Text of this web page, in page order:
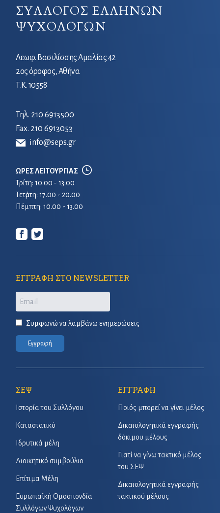
ΣΥΛΛΟΓΟΣ ΕΛΛΗΝΩΝ
ΨΥΧΟΛΟΓΩΝ
Λεωφ. Βασιλίσσης Αμαλίας 42
2ος όροφος, Αθήνα
Τ.Κ. 10558
Τηλ. 210 6913500
Fax. 210 6913053
info@seps.gr
ΩΡΕΣ ΛΕΙΤΟΥΡΓΙΑΣ
Τρίτη: 10.00 - 13.00
Τετἀρτη: 17.00 - 20.00
Πέμπτη: 10.00 - 13.00
ΕΓΓΡΑΦΗ ΣΤΟ NEWSLETTER
Email
Συμφωνώ να λαμβάνω ενημερώσεις
Εγγραφή
ΣΕΨ
Ιστορία του Συλλόγου
Καταστατικό
Ιδρυτικά μέλη
Διοικητικό συμβούλιο
Επίτιμα Μέλη
Ευρωπαϊκή Ομοσπονδία
Συλλόγων Ψυχολόγων
ΕΓΓΡΑΦΗ
Ποιός μπορεί να γίνει μέλος
Δικαιολογητικά εγγραφής
δόκιμου μέλους
Γιατί να γίνω τακτικό μέλος
του ΣΕΨ
Δικαιολογητικά εγγραφής
τακτικού μέλους